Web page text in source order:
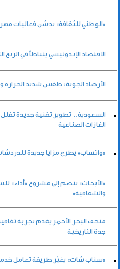
«الوطني للثقافة» يدشن فعاليات
الاقتصاد الإندونيسي يتباطأ في
الأرصاد الجوية: طقس شديد الحرارة
السعودية.. تطوير تقنية جديدة
الغازات الصناعية
«واتساب» يطرح مزايا جديدة
«الأبحاث» ينضم إلى مشروع «أداء»
والشفافية»
متحف البحر الأحمر يقدم تجربة
جدة التاريخية
«سناب شات» يغيّر طريقة تعامل